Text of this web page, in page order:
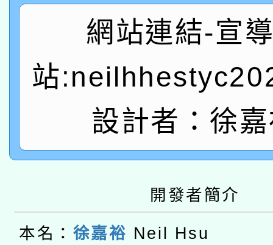
關事宜
轉知教育部國民及學前
國立臺灣師範大學辦
年度健康促進學校輔導
業成長研習」實施計畫
函轉國家教育研究院
原住民族教育政策研討
族教育國際趨勢與發展
轉知教育部國民及學前
新北市政府教育局辦
師專業成長研習實施計
函轉國立臺灣師範大學
轉知有關國立成功大學
件」活動簡章
年度COVID-19疫苗接
接種對象擴大為「滿6
轉知經濟部水利署委託
業技術研究院辦理「
115年8月22日(星期六
網站連結-宣
站
設計者：徐
開發者簡介
本名： 徐嘉裕 Neil Hsu